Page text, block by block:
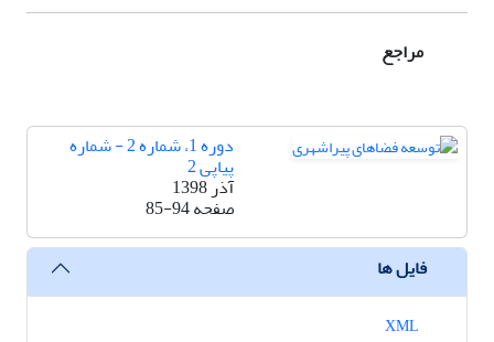
مراجع
دوره 1، شماره 2 - شماره
پیاپی 2
آذر 1398
صفحه85-94
فایل ها